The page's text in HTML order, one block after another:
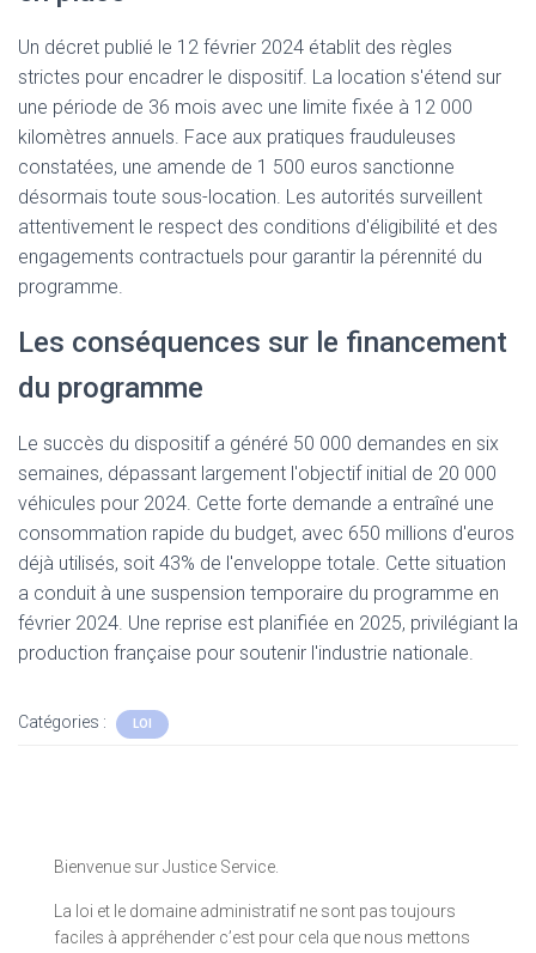
Un décret publié le 12 février 2024 établit des règles
strictes pour encadrer le dispositif. La location s'étend sur
une période de 36 mois avec une limite fixée à 12 000
kilomètres annuels. Face aux pratiques frauduleuses
constatées, une amende de 1 500 euros sanctionne
désormais toute sous-location. Les autorités surveillent
attentivement le respect des conditions d'éligibilité et des
engagements contractuels pour garantir la pérennité du
programme.
Les conséquences sur le financement
du programme
Le succès du dispositif a généré 50 000 demandes en six
semaines, dépassant largement l'objectif initial de 20 000
véhicules pour 2024. Cette forte demande a entraîné une
consommation rapide du budget, avec 650 millions d'euros
déjà utilisés, soit 43% de l'enveloppe totale. Cette situation
a conduit à une suspension temporaire du programme en
février 2024. Une reprise est planifiée en 2025, privilégiant la
production française pour soutenir l'industrie nationale.
Catégories : LOI
Bienvenue sur Justice Service.
La loi et le domaine administratif ne sont pas toujours
faciles à appréhender c’est pour cela que nous mettons